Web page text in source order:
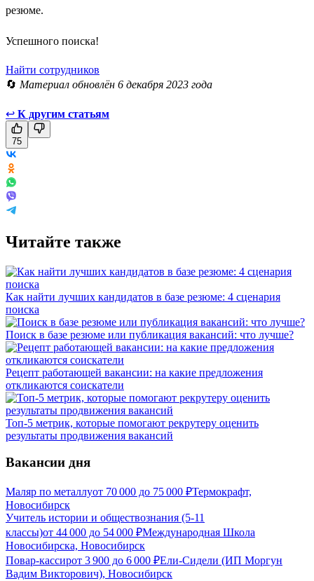
резюме.
Успешного поиска!
Найти сотрудников
🔄 Материал обновлён 6 декабря 2023 года
↩ К другим статьям
75
Читайте также
Как найти лучших кандидатов в базе резюме: 4 сценария
поиска
Поиск в базе резюме или публикация вакансий: что лучше?
Рецепт работающей вакансии: на какие предложения
откликаются соискатели
Топ-5 метрик, которые помогают рекрутеру оценить
результаты продвижения вакансий
Вакансии дня
Маляр по металлуот 70 000 до 75 000 ₽Термокрафт,
Новосибирск
Учитель истории и обществознания (5-11
классы)от 44 000 до 54 000 ₽Международная Школа
Новосибирска, Новосибирск
Повар-кассирот 3 900 до 6 000 ₽Ели-Сидели (ИП Моргун
Вадим Викторович), Новосибирск